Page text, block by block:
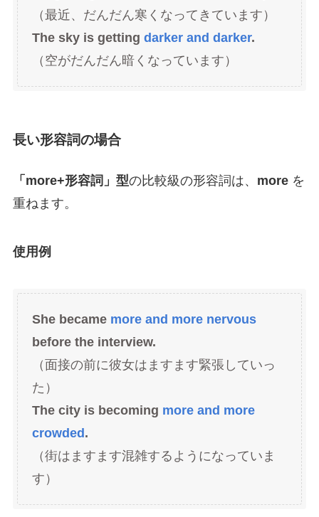
（最近、だんだん寒くなってきています）
The sky is getting darker and darker.
（空がだんだん暗くなっています）
長い形容詞の場合
「more+形容詞」型の比較級の形容詞は、 moreを
重ねます。
使用例
She became more and more nervous
before the interview.
（面接の前に彼女はますます緊張していっ
た）
The city is becoming more and more
crowded .
（街はますます混雑するようになっていま
す）